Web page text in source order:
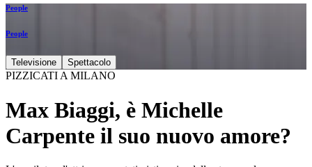
People
People
Televisione Spettacolo
PIZZICATI A MILANO
Max Biaggi, è Michelle
Carpente il suo nuovo amore?